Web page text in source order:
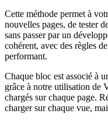
Cette méthode permet à
nouvelles pages, de tester
sans passer par un
cohérent, avec des règles
performant.
Chaque bloc est associé à
grâce à notre utilisation de
chargés sur chaque page.
charger sur chaque vue,